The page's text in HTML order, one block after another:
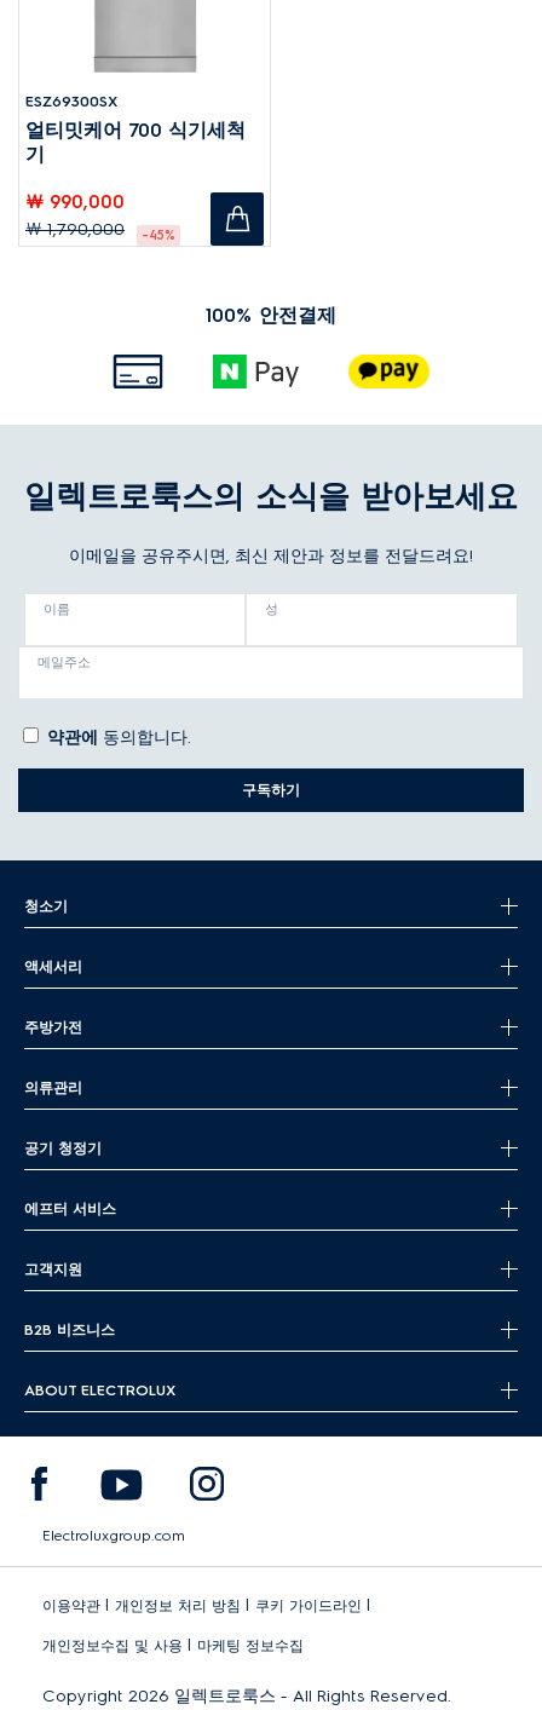
ESZ69300SX
얼티밋케어 700 식기세척
기
￦ 990,000
￦ 1,790,000 -45%
100% 안전결제
일렉트로룩스의 소식을 받아보세요
이메일을 공유주시면, 최신 제안과 정보를 전달드려요!
이름 성
메일주소
약관에 동의합니다.
구독하기
청소기
액세서리
주방가전
의류관리
공기 청정기
에프터 서비스
고객지원
B2B 비즈니스
ABOUT ELECTROLUX
Electroluxgroup.com
Copyright 2026 일렉트로룩스 - All Rights Reserved.
이용약관 | 개인정보 처리 방침 | 쿠키 가이드라인 |
개인정보수집 및 사용 | 마케팅 정보수집